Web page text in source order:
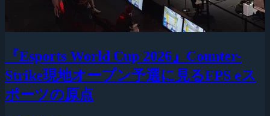
『Esports World Cup 2026』Counter-
Strike現地オープン予選に見るFPS eス
ポーツの原点